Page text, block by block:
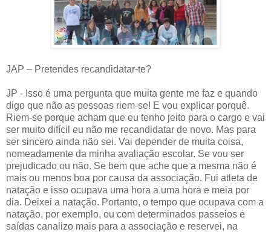
JAP – Pretendes recandidatar-te?
JP - Isso é uma pergunta que muita gente me faz e quando
digo que não as pessoas riem-se! E vou explicar porquê.
Riem-se porque acham que eu tenho jeito para o cargo e vai
ser muito difícil eu não me recandidatar de novo. Mas para
ser sincero ainda não sei. Vai depender de muita coisa,
nomeadamente da minha avaliação escolar. Se vou ser
prejudicado ou não. Se bem que ache que a mesma não é
mais ou menos boa por causa da associação. Fui atleta de
natação e isso ocupava uma hora a uma hora e meia por
dia. Deixei a natação. Portanto, o tempo que ocupava com a
natação, por exemplo, ou com determinados passeios e
saídas canalizo mais para a associação e reservei, na